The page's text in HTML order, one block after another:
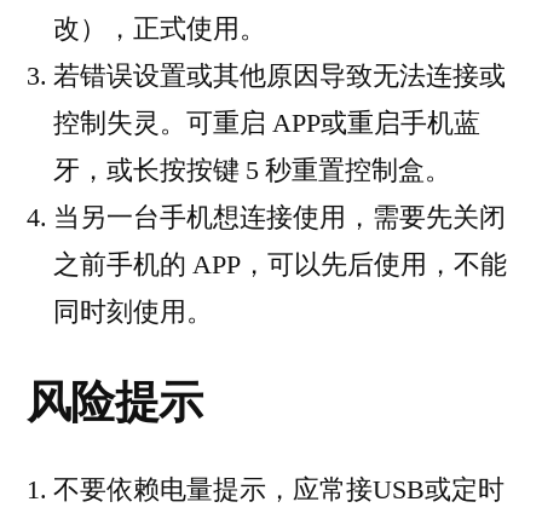
改），正式使用。
若错误设置或其他原因导致无法连接或
控制失灵。可重启 APP或重启手机蓝
牙，或长按按键 5 秒重置控制盒。
当另一台手机想连接使用，需要先关闭
之前手机的 APP，可以先后使用，不能
同时刻使用。
风险提示
不要依赖电量提示，应常接USB或定时